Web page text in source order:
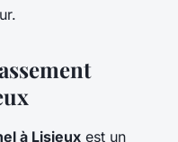
à Lisieux est un